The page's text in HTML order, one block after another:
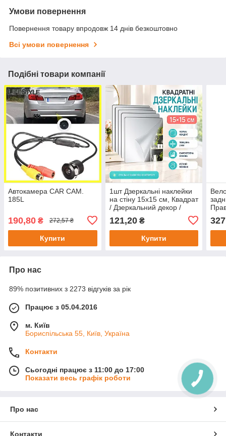
Умови повернення
Повернення товару впродовж 14 днів безкоштовно
Всі умови повернення
Подібні товари компанії
Автокамера CAR CAM.
185L
190,80 ₴ 272,57 ₴
Купити
1шт Дзеркальні наклейки
на стіну 15x15 см, Квадрат
/ Дзеркальний декор /
Дзеркальна мозайка
121,20₴
Купити
для
Про нас
89% позитивних з 2273 відгуків за рік
Працює з 05.04.2016
м. Київ
Бориспільська 55, Київ, Україна
Контакти
Сьогодні працює з 11:00 до 17:00
Показати весь графік роботи
Про нас
Контакти